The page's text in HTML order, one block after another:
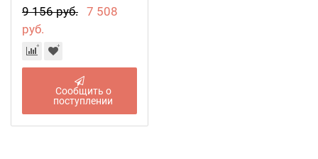
9 156 руб. 7 508
руб.
Сообщить о
поступлении